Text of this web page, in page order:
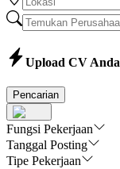
Upload CV
Pencarian
Fungsi Pekerjaan
Tanggal Posting
Tipe Pekerjaan